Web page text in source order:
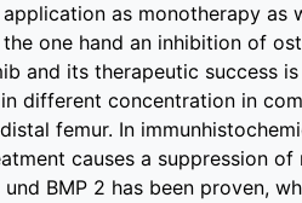
as monotherapy as
one hand an inhibition of
and its therapeutic success
different concentration in
femur. In
causes a suppression
BMP 2 has been proven,